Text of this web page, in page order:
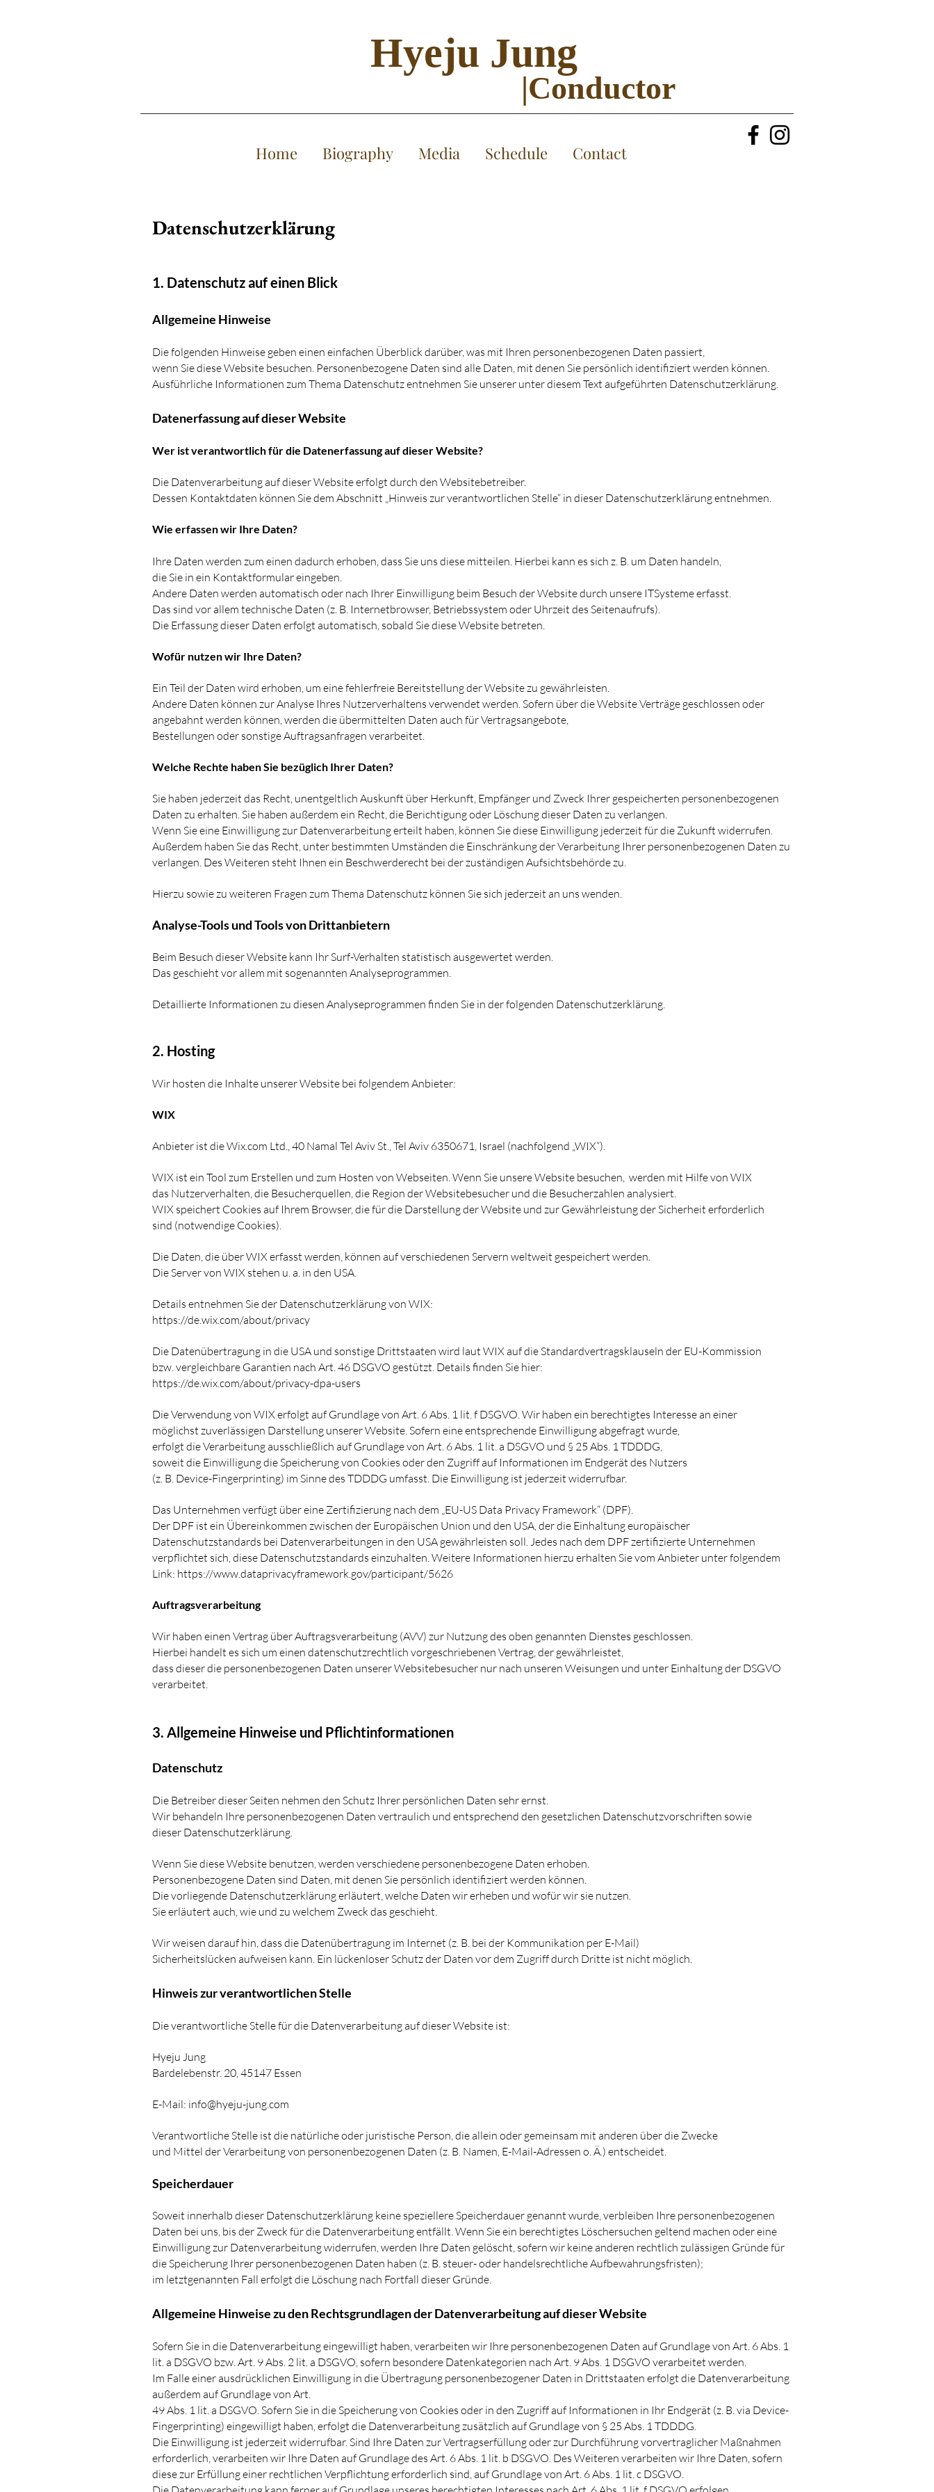
Hyeju Jung
|Conductor
Home Biography Media Schedule Contact
Datenschutzerklärung
1. Datenschutz auf einen Blick
Allgemeine Hinweise
Die folgenden Hinweise geben einen einfachen Überblick darüber, was mit Ihren personenbezogenen Daten passiert,
wenn Sie diese Website besuchen. Personenbezogene Daten sind alle Daten, mit denen Sie persönlich identifiziert werden können.
Ausführliche Informationen zum Thema Datenschutz entnehmen Sie unserer unter diesem Text aufgeführten Datenschutzerklärung.
Datenerfassung auf dieser Website
Wer ist verantwortlich für die Datenerfassung auf dieser Website?
Die Datenverarbeitung auf dieser Website erfolgt durch den Websitebetreiber.
Dessen Kontaktdaten können Sie dem Abschnitt „Hinweis zur verantwortlichen Stelle“ in dieser Datenschutzerklärung entnehmen.
Wie erfassen wir Ihre Daten?
Ihre Daten werden zum einen dadurch erhoben, dass Sie uns diese mitteilen. Hierbei kann es sich z. B. um Daten handeln,
die Sie in ein Kontaktformular eingeben.
Andere Daten werden automatisch oder nach Ihrer Einwilligung beim Besuch der Website durch unsere ITSysteme erfasst.
Das sind vor allem technische Daten (z. B. Internetbrowser, Betriebssystem oder Uhrzeit des Seitenaufrufs).
Die Erfassung dieser Daten erfolgt automatisch, sobald Sie diese Website betreten.
Wofür nutzen wir Ihre Daten?
Ein Teil der Daten wird erhoben, um eine fehlerfreie Bereitstellung der Website zu gewährleisten.
Andere Daten können zur Analyse Ihres Nutzerverhaltens verwendet werden. Sofern über die Website Verträge geschlossen oder
angebahnt werden können, werden die übermittelten Daten auch für Vertragsangebote,
Bestellungen oder sonstige Auftragsanfragen verarbeitet.
Welche Rechte haben Sie bezüglich Ihrer Daten?
Sie haben jederzeit das Recht, unentgeltlich Auskunft über Herkunft, Empfänger und Zweck Ihrer gespeicherten personenbezogenen
Daten zu erhalten. Sie haben außerdem ein Recht, die Berichtigung oder Löschung dieser Daten zu verlangen.
Wenn Sie eine Einwilligung zur Datenverarbeitung erteilt haben, können Sie diese Einwilligung jederzeit für die Zukunft widerrufen.
Außerdem haben Sie das Recht, unter bestimmten Umständen die Einschränkung der Verarbeitung Ihrer personenbezogenen Daten zu
verlangen. Des Weiteren steht Ihnen ein Beschwerderecht bei der zuständigen Aufsichtsbehörde zu.
Hierzu sowie zu weiteren Fragen zum Thema Datenschutz können Sie sich jederzeit an uns wenden.
Analyse-Tools und Tools von Drittanbietern
Beim Besuch dieser Website kann Ihr Surf-Verhalten statistisch ausgewertet werden.
Das geschieht vor allem mit sogenannten Analyseprogrammen.
Detaillierte Informationen zu diesen Analyseprogrammen finden Sie in der folgenden Datenschutzerklärung.
2. Hosting
Wir hosten die Inhalte unserer Website bei folgendem Anbieter:
WIX
Anbieter ist die Wix.com Ltd., 40 Namal Tel Aviv St., Tel Aviv 6350671, Israel (nachfolgend „WIX“).
WIX ist ein Tool zum Erstellen und zum Hosten von Webseiten. Wenn Sie unsere Website besuchen, werden mit Hilfe von WIX
das Nutzerverhalten, die Besucherquellen, die Region der Websitebesucher und die Besucherzahlen analysiert.
WIX speichert Cookies auf Ihrem Browser, die für die Darstellung der Website und zur Gewährleistung der Sicherheit erforderlich
sind (notwendige Cookies).
Die Daten, die über WIX erfasst werden, können auf verschiedenen Servern weltweit gespeichert werden.
Die Server von WIX stehen u. a. in den USA.
Details entnehmen Sie der Datenschutzerklärung von WIX:
https://de.wix.com/about/privacy
Die Datenübertragung in die USA und sonstige Drittstaaten wird laut WIX auf die Standardvertragsklauseln der EU-Kommission
bzw. vergleichbare Garantien nach Art. 46 DSGVO gestützt. Details finden Sie hier:
https://de.wix.com/about/privacy-dpa-users
Die Verwendung von WIX erfolgt auf Grundlage von Art. 6 Abs. 1 lit. f DSGVO. Wir haben ein berechtigtes Interesse an einer
möglichst zuverlässigen Darstellung unserer Website. Sofern eine entsprechende Einwilligung abgefragt wurde,
erfolgt die Verarbeitung ausschließlich auf Grundlage von Art. 6 Abs. 1 lit. a DSGVO und § 25 Abs. 1 TDDDG,
soweit die Einwilligung die Speicherung von Cookies oder den Zugriff auf Informationen im Endgerät des Nutzers
(z. B. Device-Fingerprinting) im Sinne des TDDDG umfasst. Die Einwilligung ist jederzeit widerrufbar.
Das Unternehmen verfügt über eine Zertifizierung nach dem „EU-US Data Privacy Framework“ (DPF).
Der DPF ist ein Übereinkommen zwischen der Europäischen Union und den USA, der die Einhaltung europäischer
Datenschutzstandards bei Datenverarbeitungen in den USA gewährleisten soll. Jedes nach dem DPF zertifizierte Unternehmen
verpflichtet sich, diese Datenschutzstandards einzuhalten. Weitere Informationen hierzu erhalten Sie vom Anbieter unter folgendem
Link: https://www.dataprivacyframework.gov/participant/5626
Auftragsverarbeitung
Wir haben einen Vertrag über Auftragsverarbeitung (AVV) zur Nutzung des oben genannten Dienstes geschlossen.
Hierbei handelt es sich um einen datenschutzrechtlich vorgeschriebenen Vertrag, der gewährleistet,
dass dieser die personenbezogenen Daten unserer Websitebesucher nur nach unseren Weisungen und unter Einhaltung der DSGVO
verarbeitet.
3. Allgemeine Hinweise und Pflichtinformationen
Datenschutz
Die Betreiber dieser Seiten nehmen den Schutz Ihrer persönlichen Daten sehr ernst.
Wir behandeln Ihre personenbezogenen Daten vertraulich und entsprechend den gesetzlichen Datenschutzvorschriften sowie
dieser Datenschutzerklärung.
Wenn Sie diese Website benutzen, werden verschiedene personenbezogene Daten erhoben.
Personenbezogene Daten sind Daten, mit denen Sie persönlich identifiziert werden können.
Die vorliegende Datenschutzerklärung erläutert, welche Daten wir erheben und wofür wir sie nutzen.
Sie erläutert auch, wie und zu welchem Zweck das geschieht.
Wir weisen darauf hin, dass die Datenübertragung im Internet (z. B. bei der Kommunikation per E-Mail)
Sicherheitslücken aufweisen kann. Ein lückenloser Schutz der Daten vor dem Zugriff durch Dritte ist nicht möglich.
Hinweis zur verantwortlichen Stelle
Die verantwortliche Stelle für die Datenverarbeitung auf dieser Website ist:
Hyeju Jung
Bardelebenstr. 20, 45147 Essen
E-Mail: info@hyeju-jung.com
Verantwortliche Stelle ist die natürliche oder juristische Person, die allein oder gemeinsam mit anderen über die Zwecke
und Mittel der Verarbeitung von personenbezogenen Daten (z. B. Namen, E-Mail-Adressen o. Ä.) entscheidet.
Speicherdauer
Soweit innerhalb dieser Datenschutzerklärung keine speziellere Speicherdauer genannt wurde, verbleiben Ihre personenbezogenen
Daten bei uns, bis der Zweck für die Datenverarbeitung entfällt. Wenn Sie ein berechtigtes Löschersuchen geltend machen oder eine
Einwilligung zur Datenverarbeitung widerrufen, werden Ihre Daten gelöscht, sofern wir keine anderen rechtlich zulässigen Gründe für
die Speicherung Ihrer personenbezogenen Daten haben (z. B. steuer- oder handelsrechtliche Aufbewahrungsfristen);
im letztgenannten Fall erfolgt die Löschung nach Fortfall dieser Gründe.
Allgemeine Hinweise zu den Rechtsgrundlagen der Datenverarbeitung auf dieser Website
Sofern Sie in die Datenverarbeitung eingewilligt haben, verarbeiten wir Ihre personenbezogenen Daten auf Grundlage von Art. 6 Abs. 1
lit. a DSGVO bzw. Art. 9 Abs. 2 lit. a DSGVO, sofern besondere Datenkategorien nach Art. 9 Abs. 1 DSGVO verarbeitet werden.
Im Falle einer ausdrücklichen Einwilligung in die Übertragung personenbezogener Daten in Drittstaaten erfolgt die Datenverarbeitung
außerdem auf Grundlage von Art.
49 Abs. 1 lit. a DSGVO. Sofern Sie in die Speicherung von Cookies oder in den Zugriff auf Informationen in Ihr Endgerät (z. B. via Device-
Fingerprinting) eingewilligt haben, erfolgt die Datenverarbeitung zusätzlich auf Grundlage von § 25 Abs. 1 TDDDG.
Die Einwilligung ist jederzeit widerrufbar. Sind Ihre Daten zur Vertragserfüllung oder zur Durchführung vorvertraglicher Maßnahmen
erforderlich, verarbeiten wir Ihre Daten auf Grundlage des Art. 6 Abs. 1 lit. b DSGVO. Des Weiteren verarbeiten wir Ihre Daten, sofern
diese zur Erfüllung einer rechtlichen Verpflichtung erforderlich sind, auf Grundlage von Art. 6 Abs. 1 lit. c DSGVO.